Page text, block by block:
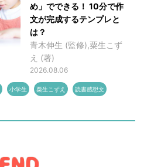
め」でできる！ 10分で作
文が完成するテンプレと
は？
青木伸生 (監修),粟生こず
え (著)
2026.08.06
小学生 粟生こずえ 読書感想文